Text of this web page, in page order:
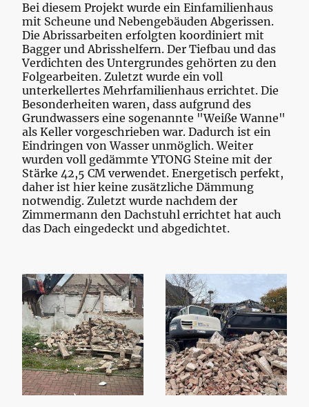
Bei diesem Projekt wurde ein Einfamilienhaus
mit Scheune und Nebengebäuden Abgerissen.
Die Abrissarbeiten erfolgten koordiniert mit
Bagger und Abrisshelfern. Der Tiefbau und das
Verdichten des Untergrundes gehörten zu den
Folgearbeiten. Zuletzt wurde ein voll
unterkellertes Mehrfamilienhaus errichtet. Die
Besonderheiten waren, dass aufgrund des
Grundwassers eine sogenannte "Weiße Wanne"
als Keller vorgeschrieben war. Dadurch ist ein
Eindringen von Wasser unmöglich. Weiter
wurden voll gedämmte YTONG Steine mit der
Stärke 42,5 CM verwendet. Energetisch perfekt,
daher ist hier keine zusätzliche Dämmung
notwendig. Zuletzt wurde nachdem der
Zimmermann den Dachstuhl errichtet hat auch
das Dach eingedeckt und abgedichtet.